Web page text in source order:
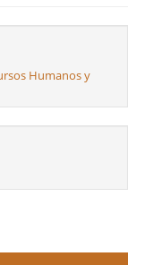
Humanos y